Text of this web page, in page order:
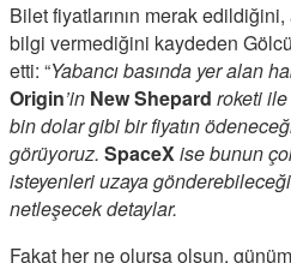
Bilet fiyatlarının merak
bilgi vermediğini kaydeden
etti: “Yabancı basında yer alan
Origin’in New Shepard roketi
bin dolar gibi bir fiyatın
görüyoruz. SpaceXise bunun
isteyenleri uzaya
netleşecek detaylar.
Fakat her ne olursa olsun,